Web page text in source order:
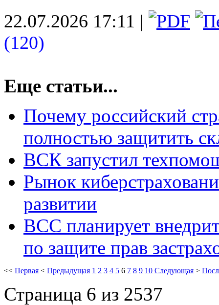
22.07.2026 17:11 |
(120)
Еще статьи...
Почему российский
полностью защитить
ВСК запустил
Рынок
развитии
ВСС планирует
по защите прав
<< Первая < Предыдущая 1 2 3 4 5 6 7 8 9 10 Следующая >
Страница 6 из 2537